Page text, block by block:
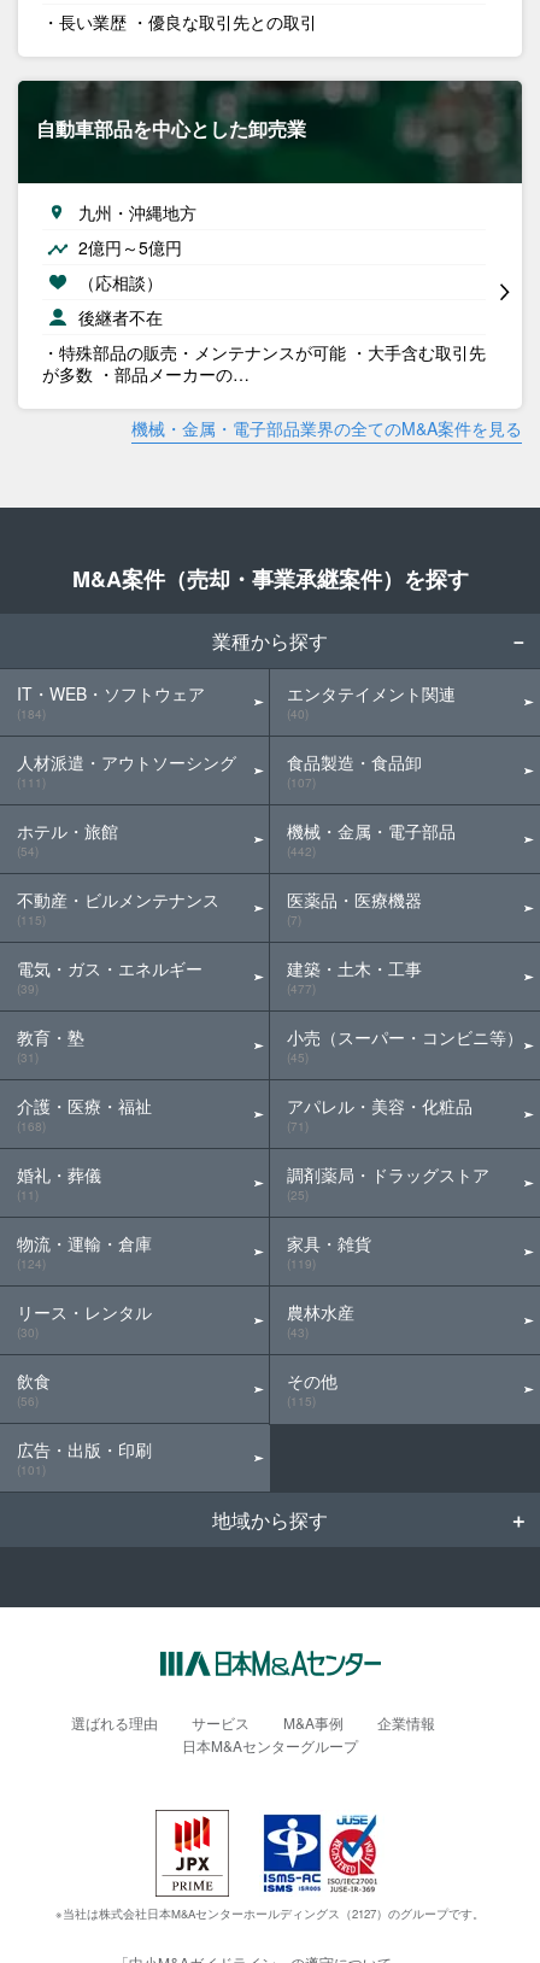
・長い業歴 ・優良な取引先との取引
自動車部品を中心とした卸売業
九州・沖縄地方
2億円～5億円
（応相談）
後継者不在
・特殊部品の販売・メンテナンスが可能 ・大手含む取引先
が多数 ・部品メーカーの…
機械・金属・電子部品業界の全てのM&A案件を見る
M&A案件（売却・事業承継案件）を探す
業種から探す
IT・WEB・ソフトウェア
(184)
人材派遣・アウトソーシング
(111)
ホテル・旅館
(54)
不動産・ビルメンテナンス
(115)
電気・ガス・エネルギー
(39)
教育・塾
(31)
介護・医療・福祉
(168)
婚礼・葬儀
(11)
物流・運輸・倉庫
(124)
リース・レンタル
(30)
飲食
(56)
広告・出版・印刷
(101)
エンタテイメント関連
(40)
食品製造・食品卸
(107)
機械・金属・電子部品
(442)
医薬品・医療機器
(7)
建築・土木・工事
(477)
小売（スーパー・コンビニ等）
(45)
アパレル・美容・化粧品
(71)
調剤薬局・ドラッグストア
(25)
家具・雑貨
(119)
農林水産
(43)
その他
(115)
地域から探す
選ばれる理由 サービス M&A事例
企業情報
日本M&Aセンターグループ
※当社は株式会社日本M&Aセンターホールディングス（2127）のグループです。